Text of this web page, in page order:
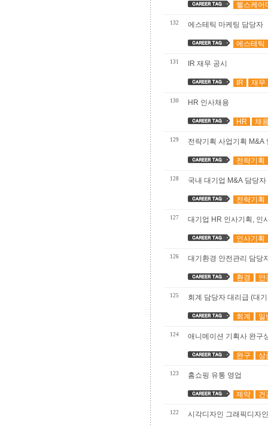
헬스케어
132 에스테틱 마케팅 담당자
에스테틱
131 IR 재무 공시
IR 재무
130 HR 인사채용
HR 채
129 전략기획 사업기획 M&A
전략기획
128 국내 대기업 M&A 담당자
전략기획
127 대기업 HR 인사기획, 인
인사기획
126 대기환경 안전관리 담당
환경 안
125 회계 담당자 대리급 (대
회계 일
124 애니메이션 기획사 완구
완구 상
123 홈쇼핑 유통 영업
제약 건
122 시각디자인 그래픽디자